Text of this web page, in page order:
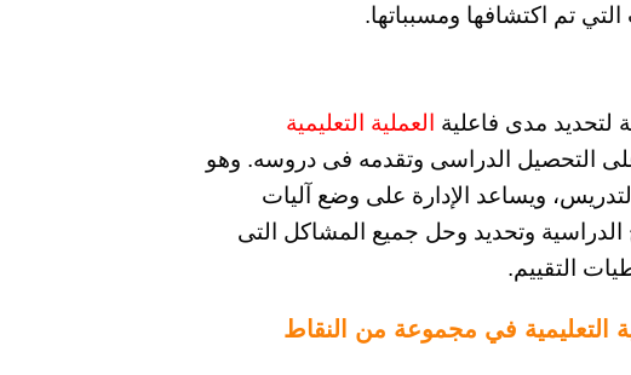
تم اكتشافها ومسبباتها.
لتحديد مدى فاعلية العملية التعليمية
على التحصيل الدراسى وتقدمه فى دروسه. وهو
ويساعد الإدارة على وضع آليات
الدراسية وتحديد وحل جميع المشاكل التى
التقييم.
التعليمية في مجموعة من النقاط